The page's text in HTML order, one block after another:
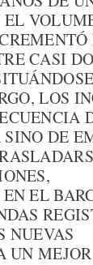
CASI
LOS
DE
EL
NUEVAS
UN